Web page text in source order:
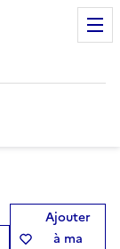
Ajouter
à ma